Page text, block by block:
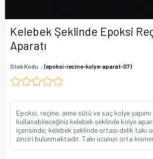
Kelebek Şeklinde Epoksi
Aparatı
Stok Kodu (epoksi-recine-kolye-aparat-07)
Epoksi, reçine, anne sütü ve saç kolye yapımı
kullanabileceğiniz kelebek şeklinde kolye
içerisinde; kelebek şeklinde ortası delik takı
zinciri bulunmaktadır. Takı ucunun orta